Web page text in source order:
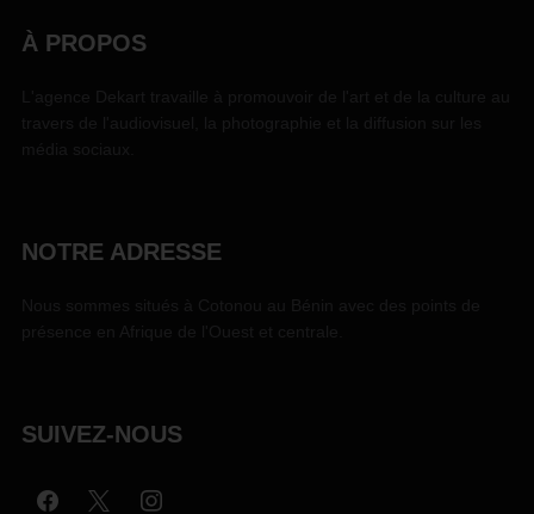
À PROPOS
NOTRE ADRESSE
SUIVEZ-NOUS